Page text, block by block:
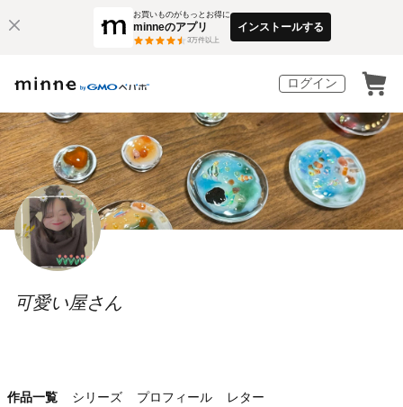
お買いものがもっとお得に
minneのアプリ
3万件以上
インストールする
ログイン
可愛い屋さん
作品一覧 シリーズ プロフィール レター